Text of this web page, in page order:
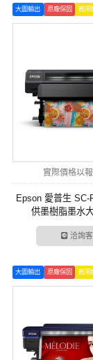
大圖輸出 原廠保固 商用
實際價格以
Epson 愛普生 SC-
供墨樹脂墨水
洽詢
大圖輸出 原廠保固 商用